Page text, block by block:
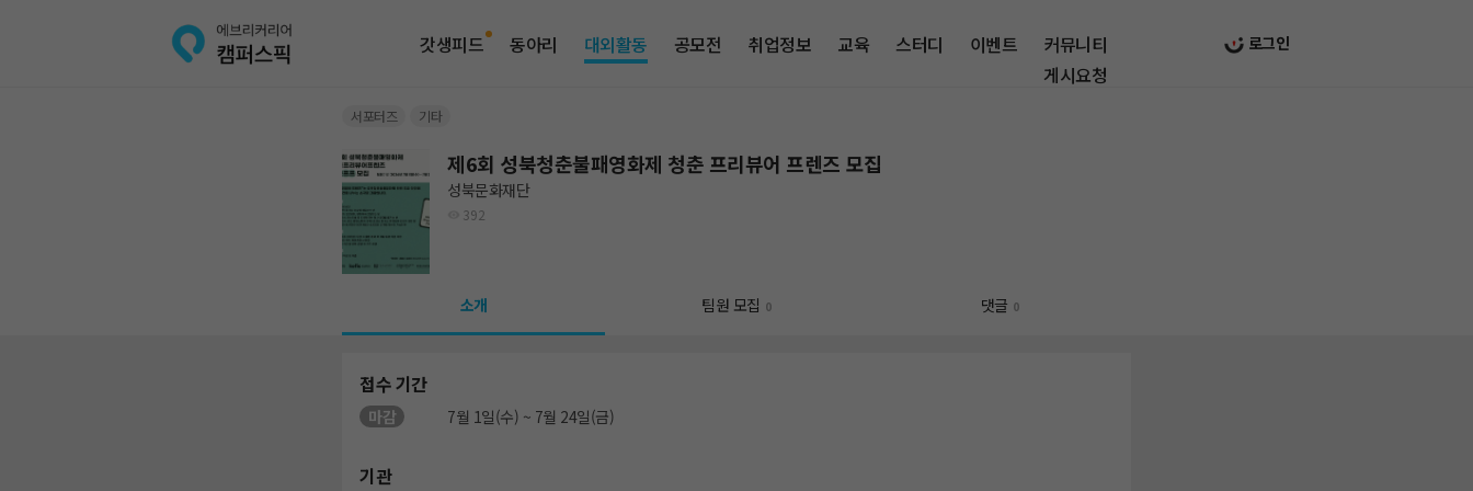
로그인
갓생피드 동아리 대외활동 공모전 취업정보 교육 스터디 이벤트
커뮤니티
게시요청
서포터즈 기타
제6회 성북청춘불패영화제 청춘 프리뷰어 프렌즈 모집
성북문화재단
392
소개 팀원 모집 0 댓글 0
접수 기간
마감 7월 1일(수) ~ 7월 24일(금)
기관